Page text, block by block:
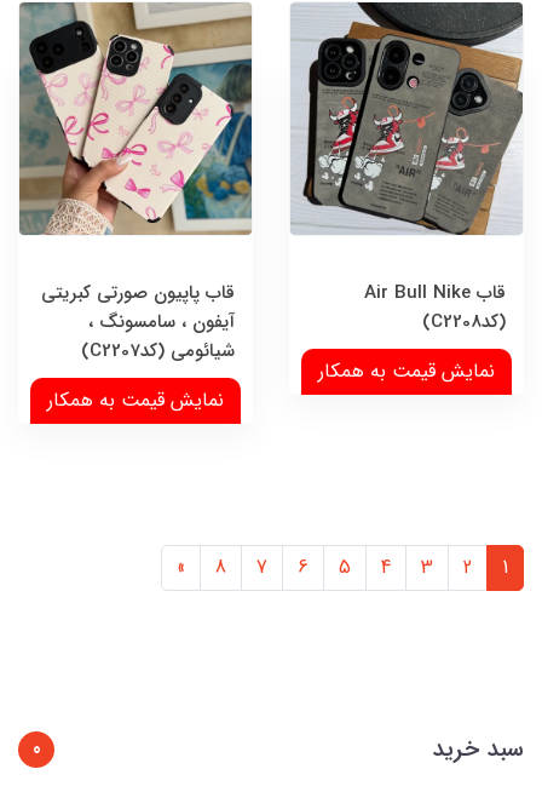
قاب Air Bull Nike
(کدC2208)
نمایش قیمت به همکار
قاب پاپیون صورتی کبریتی
آیفون ، سامسونگ ،
شیائومی (کدC2207)
نمایش قیمت به همکار
1
2
3
4
5
6
7
8
»
سبد خرید
0